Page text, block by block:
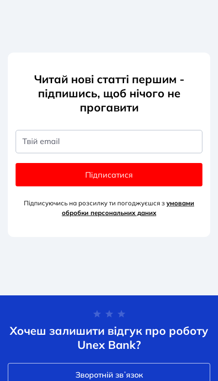
Читай нові статті першим -
підпишись, щоб нічого не
прогавити
Твій email
Підписатися
Підписуючись на розсилку ти погоджуєшся з умовами
обробки персональних даних
Хочеш залишити відгук про роботу
Unex Bank?
Зворотній звʼязок